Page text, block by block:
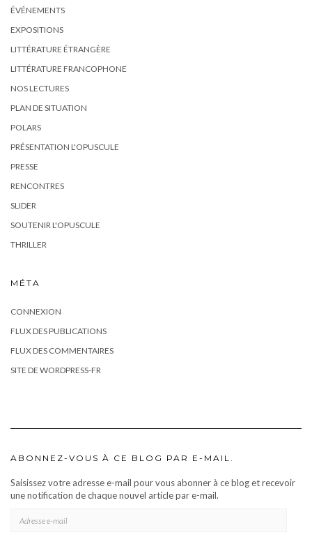
ÉVÉNEMENTS
EXPOSITIONS
LITTÉRATURE ÉTRANGÈRE
LITTÉRATURE FRANCOPHONE
NOS LECTURES
PLAN DE SITUATION
POLARS
PRÉSENTATION L'OPUSCULE
PRESSE
RENCONTRES
SLIDER
SOUTENIR L'OPUSCULE
THRILLER
MÉTA
CONNEXION
FLUX DES PUBLICATIONS
FLUX DES COMMENTAIRES
SITE DE WORDPRESS-FR
ABONNEZ-VOUS À CE BLOG PAR E-MAIL.
Saisissez votre adresse e-mail pour vous abonner à ce blog et recevoir
une notification de chaque nouvel article par e-mail.